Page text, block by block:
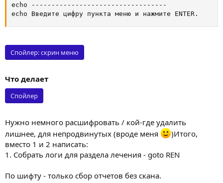
echo ----------------------------------
echo Введите цифру пункта меню и нажмите ENTER.
Спойлер:скрин меню
Что делает
Спойлер
Нужно немного расшифровать / кой-где удалить
лишнее, для непродвинутых (вроде меня
)Итого,
вместо 1 и 2 написать:
1. Собрать логи для раздела лечения - goto REN
По шифту - только сбор отчетов без скана.